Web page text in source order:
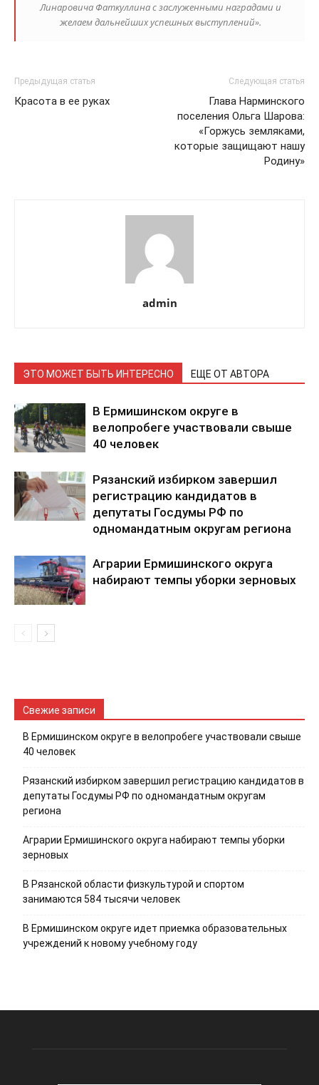
Линаровича Фаткуллина с заслуженными наградами и
желаем дальнейших успешных выступлений».
Предыдущая статья
Красота в ее руках
Следующая статья
Глава Нарминского
поселения Ольга Шарова:
«Горжусь земляками,
которые защищают нашу
Родину»
admin
ЭТО МОЖЕТ БЫТЬ ИНТЕРЕСНО ЕЩЕ ОТ АВТОРА
В Ермишинском округе в
велопробеге участвовали свыше
40 человек
Рязанский избирком завершил
регистрацию кандидатов в
депутаты Госдумы РФ по
одномандатным округам региона
Аграрии Ермишинского округа
набирают темпы уборки зерновых
Свежие записи
В Ермишинском округе в велопробеге участвовали свыше
40 человек
Рязанский избирком завершил регистрацию кандидатов в
депутаты Госдумы РФ по одномандатным округам
региона
Аграрии Ермишинского округа набирают темпы уборки
зерновых
В Рязанской области физкультурой и спортом
занимаются 584 тысячи человек
В Ермишинском округе идет приемка образовательных
учреждений к новому учебному году